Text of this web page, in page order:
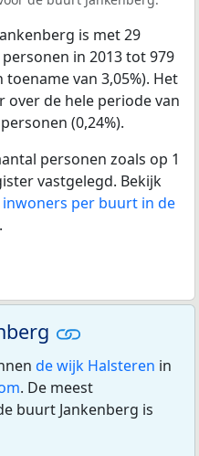
is met 29
in 2013 tot 979
van 3,05%). Het
over de hele periode van
(0,24%).
personen zoals op 1
vastgelegd. Bekijk
per buurt in de
.
de wijk Halsteren in
. De meest
buurt Jankenberg is